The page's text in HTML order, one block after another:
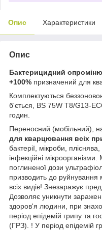
Опис Характеристики
Опис
Бактерицидний
+100% призначений для
Комплектуються
б'ється, BS 75W T8/G13-
годин.
Переносний (мобільний), на
для кварцювання всіх
бактерії, мікроби,
інфекційні мікроорганізми.
поглиненої дози
призводить до
всіх видів! Знезаражує
Дозволяє уникнути
здоров'я людини, при
період епідемій грипу та
(ГРЗ). ! У період епідемій